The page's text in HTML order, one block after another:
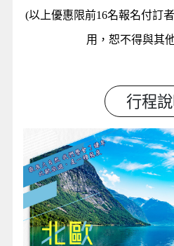
(以上優惠限前16名報名付訂
用，恕不得與其
行程